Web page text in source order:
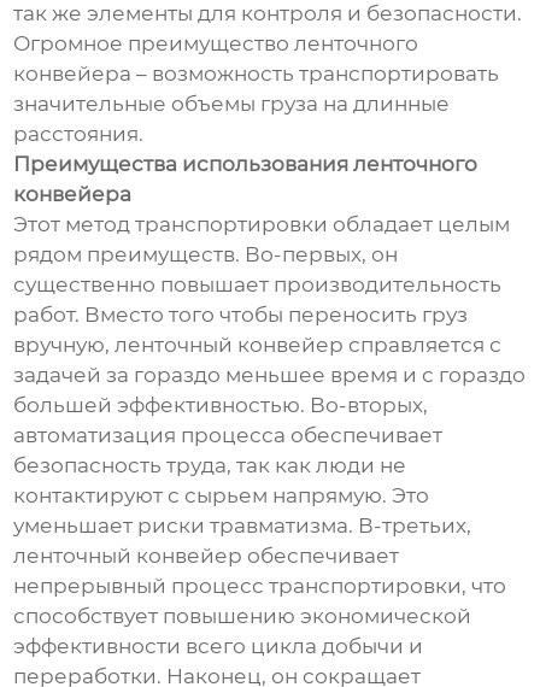
так же элементы для контроля и безопасности.
Огромное преимущество ленточного
конвейера – возможность транспортировать
значительные объемы груза на длинные
расстояния.
Преимущества использования ленточного
конвейера
Этот метод транспортировки обладает целым
рядом преимуществ. Во-первых, он
существенно повышает производительность
работ. Вместо того чтобы переносить груз
вручную, ленточный конвейер справляется с
задачей за гораздо меньшее время и с гораздо
большей эффективностью. Во-вторых,
автоматизация процесса обеспечивает
безопасность труда, так как люди не
контактируют с сырьем напрямую. Это
уменьшает риски травматизма. В-третьих,
ленточный конвейер обеспечивает
непрерывный процесс транспортировки, что
способствует повышению экономической
эффективности всего цикла добычи и
переработки. Наконец, он сокращает